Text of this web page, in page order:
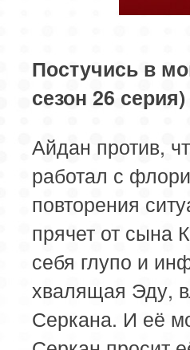
Постучись в
сезон 26
Айдан против,
работал с
повторения
прячет от сына
себя глупо и
хвалящая Эду,
Серкана. И её